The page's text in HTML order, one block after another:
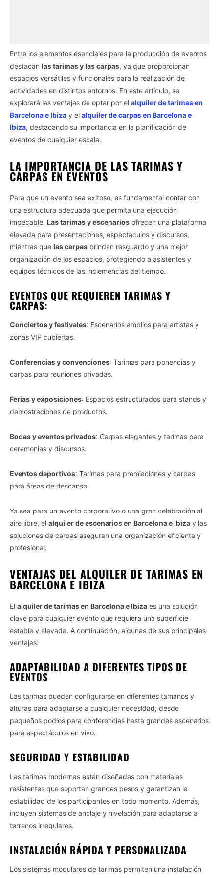
Entre los elementos esenciales para la producción de eventos
destacan las tarimas y las carpas, ya que proporcionan
espacios versátiles y funcionales para la realización de
actividades en distintos entornos. En este artículo, se
explorará las ventajas de optar por el alquiler de tarimas en
Barcelona e Ibiza y el alquiler de carpas en Barcelona e
Ibiza, destacando su importancia en la planificación de
eventos de cualquier escala.
LA IMPORTANCIA DE LAS TARIMAS Y
CARPAS EN EVENTOS
Para que un evento sea exitoso, es fundamental contar con
una estructura adecuada que permita una ejecución
impecable. Las tarimas y escenarios ofrecen una plataforma
elevada para presentaciones, espectáculos y discursos,
mientras que las carpas brindan resguardo y una mejor
organización de los espacios, protegiendo a asistentes y
equipos técnicos de las inclemencias del tiempo.
EVENTOS QUE REQUIEREN TARIMAS Y
CARPAS:
Conciertos y festivales: Escenarios amplios para artistas y
zonas VIP cubiertas.
Conferencias y convenciones: Tarimas para ponencias y
carpas para reuniones privadas.
Ferias y exposiciones: Espacios estructurados para stands y
demostraciones de productos.
Bodas y eventos privados: Carpas elegantes y tarimas para
ceremonias y discursos.
Eventos deportivos: Tarimas para premiaciones y carpas
para áreas de descanso.
Ya sea para un evento corporativo o una gran celebración al
aire libre, el alquiler de escenarios en Barcelona e Ibiza y las
soluciones de carpas aseguran una organización eficiente y
profesional.
VENTAJAS DEL ALQUILER DE TARIMAS EN
BARCELONA E IBIZA
El alquiler de tarimas en Barcelona e Ibiza es una solución
clave para cualquier evento que requiera una superficie
estable y elevada. A continuación, algunas de sus principales
ventajas:
ADAPTABILIDAD A DIFERENTES TIPOS DE
EVENTOS
Las tarimas pueden configurarse en diferentes tamaños y
alturas para adaptarse a cualquier necesidad, desde
pequeños podios para conferencias hasta grandes escenarios
para espectáculos en vivo.
SEGURIDAD Y ESTABILIDAD
Las tarimas modernas están diseñadas con materiales
resistentes que soportan grandes pesos y garantizan la
estabilidad de los participantes en todo momento. Además,
incluyen sistemas de anclaje y nivelación para adaptarse a
terrenos irregulares.
INSTALACIÓN RÁPIDA Y PERSONALIZADA
Los sistemas modulares de tarimas permiten una instalación